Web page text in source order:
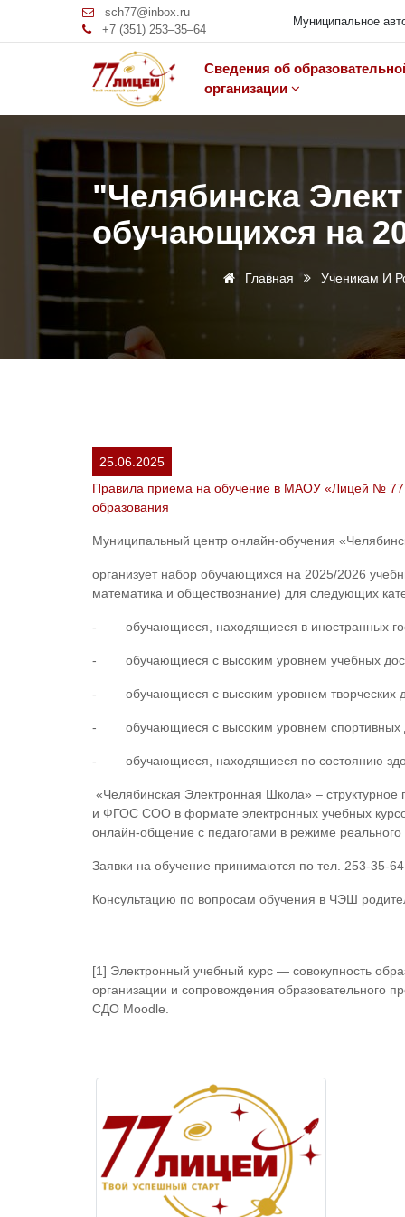
sch77@inbox.ru
+7 (351) 253‒35‒64
Муниципальное
Сведения об
организации
"Челябинска
обучающихся на
Главная Ученикам И
25.06.2025
Правила приема на обучение в МАОУ «Лицей № 77
образования
Муниципальный центр онлайн-обучения
организует набор обучающихся на 2025/2026
математика и обществознание) для следующих
- обучающиеся, находящиеся в иностранных
- обучающиеся с высоким уровнем учебных
- обучающиеся с высоким уровнем творческих
- обучающиеся с высоким уровнем спортивных
- обучающиеся, находящиеся по состоянию
«Челябинская Электронная Школа» –
и ФГОС СОО в формате электронных учебных
онлайн-общение с педагогами в режиме
Заявки на обучение принимаются по тел. 253-35-
Консультацию по вопросам обучения в ЧЭШ
[1] Электронный учебный курс — совокупность
организации и сопровождения образовательного
СДО Moodle.